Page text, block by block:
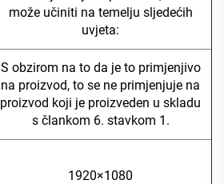
može učiniti na temelju sljedećih
uvjeta:
S obzirom na to da je to primjenjivo
na proizvod, to se ne primjenjuje na
proizvod koji je proizveden u skladu
s člankom 6. stavkom 1.
1920×1080